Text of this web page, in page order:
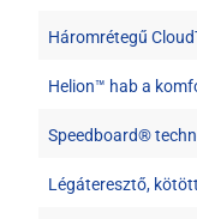
Háromrétegű
Helion™ hab a
Speedboard®
Légáteresztő,